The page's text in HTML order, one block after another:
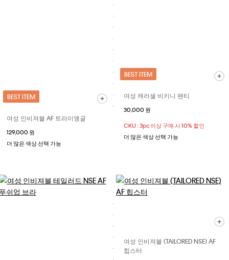
BEST ITEM
여성 인비져블 AF 트라이앵글
129,000 원
더 많은 색상 선택 가능
BEST ITEM
여성 캐러셀 비키니 팬티
30,000 원
CKU : 3pc 이상 구매 시 10% 할인
더 많은 색상 선택 가능
여성 인비져블 (TAILORED NSE) AF
힙스터